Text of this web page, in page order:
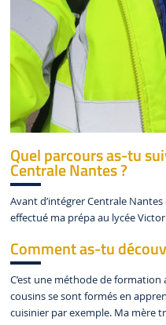
Quel parcours as-tu
Centrale Nantes ?
Avant d’intégrer Centrale
effectué ma prépa au lycée
Comment as-tu
C’est une méthode de
cousins se sont formés en
cuisinier par exemple. Ma mère